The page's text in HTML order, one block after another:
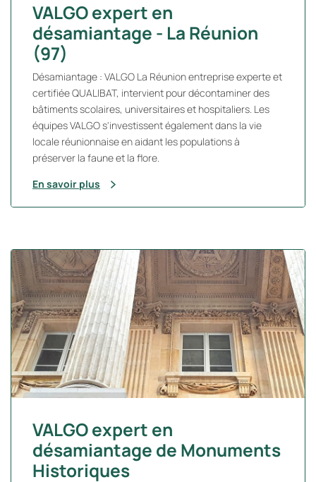
VALGO expert en
désamiantage - La Réunion
(97)
Désamiantage : VALGO La Réunion entreprise experte et
certifiée QUALIBAT, intervient pour décontaminer des
bâtiments scolaires, universitaires et hospitaliers. Les
équipes VALGO s'investissent également dans la vie
locale réunionnaise en aidant les populations à
préserver la faune et la flore.
En savoir plus
VALGO expert en
désamiantage de Monuments
Historiques